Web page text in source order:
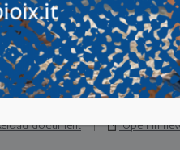
Taking too long?
document | Open in